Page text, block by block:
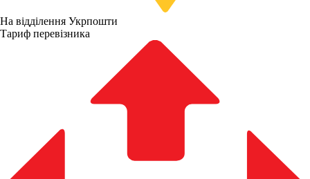
На відділення Укрпошти
Тариф перевізника